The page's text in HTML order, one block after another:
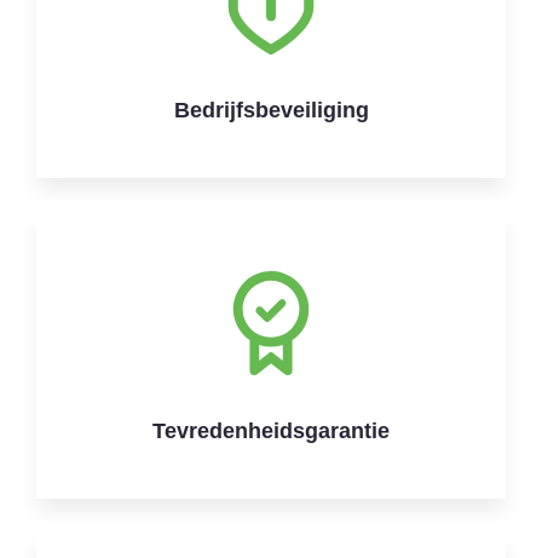
Bedrijfsbeveiliging
Tevredenheidsgarantie